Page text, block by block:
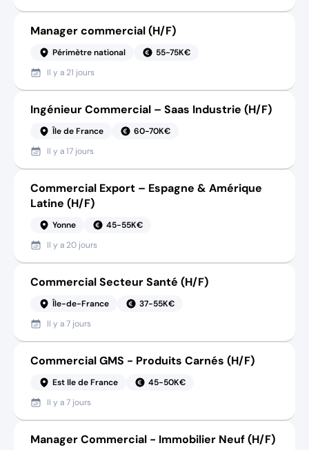
Manager commercial (H/F)
Périmètre national
55-75K€
Il y a 21 jours
Ingénieur Commercial – Saas Industrie (H/F)
Île de France
60-70K€
Il y a17 jours
Commercial Export – Espagne & Amérique
Latine (H/F)
Yonne
45-55K€
Il y a 20 jours
Commercial Secteur Santé (H/F)
Île-de-France
37-55K€
Il y a7 jours
Commercial GMS - Produits Carnés (H/F)
Est Ile de France
45-50K€
Il y a7 jours
Manager Commercial - Immobilier Neuf (H/F)